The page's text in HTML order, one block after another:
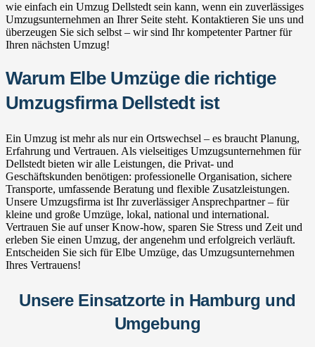
wie einfach ein Umzug Dellstedt sein kann, wenn ein zuverlässiges
Umzugsunternehmen an Ihrer Seite steht. Kontaktieren Sie uns und
überzeugen Sie sich selbst – wir sind Ihr kompetenter Partner für
Ihren nächsten Umzug!
Warum Elbe Umzüge die richtige
Umzugsfirma Dellstedt ist
Ein Umzug ist mehr als nur ein Ortswechsel – es braucht Planung,
Erfahrung und Vertrauen. Als vielseitiges Umzugsunternehmen für
Dellstedt bieten wir alle Leistungen, die Privat- und
Geschäftskunden benötigen: professionelle Organisation, sichere
Transporte, umfassende Beratung und flexible Zusatzleistungen.
Unsere Umzugsfirma ist Ihr zuverlässiger Ansprechpartner – für
kleine und große Umzüge, lokal, national und international.
Vertrauen Sie auf unser Know-how, sparen Sie Stress und Zeit und
erleben Sie einen Umzug, der angenehm und erfolgreich verläuft.
Entscheiden Sie sich für Elbe Umzüge, das Umzugsunternehmen
Ihres Vertrauens!
Unsere Einsatzorte in Hamburg und
Umgebung